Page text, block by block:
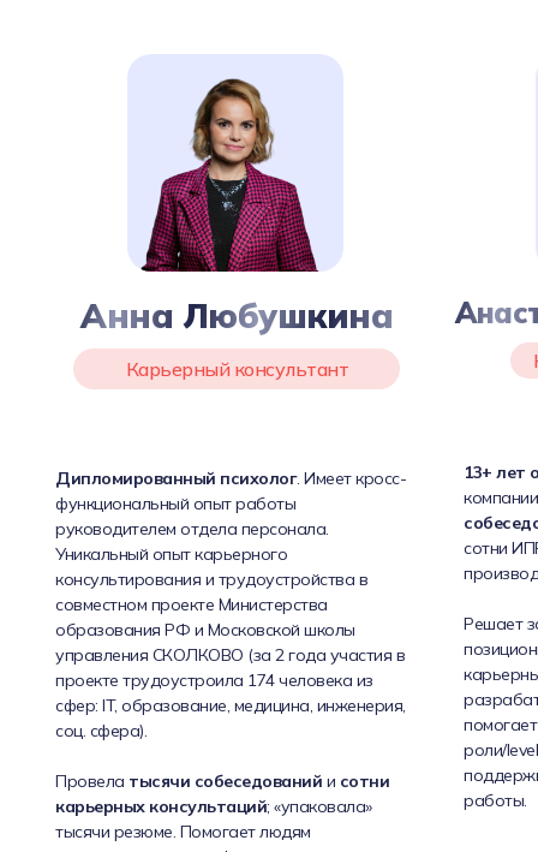
13+ лет
сотни
Решает
роли/
работы.
Дипломированный психолог. Имеет кросс-
функциональный опыт работы
руководителем отдела персонала.
Уникальный опыт карьерного
консультирования и трудоустройства в
совместном проекте Министерства
образования РФ и Московской школы
управления СКОЛКОВО (за 2 года участия в
проекте трудоустроила 174 человека из
сфер: IT, образование, медицина, инженерия,
соц. сфера).
Провела тысячи собеседований и сотни
карьерных консультаций; «упаковала»
тысячи резюме. Помогает людям
Карьерный консультант
Анна Любушкина